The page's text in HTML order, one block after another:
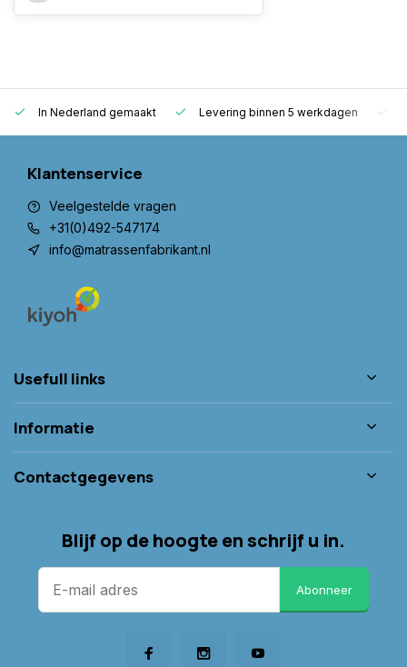
In Nederland gemaakt Levering binnen 5 werkdagen
Klantenservice
Veelgestelde vragen
+31(0)492-547174
info@matrassenfabrikant.nl
Usefull links
Informatie
Contactgegevens
Blijf op de hoogte en schrijf u in.
Abonneer